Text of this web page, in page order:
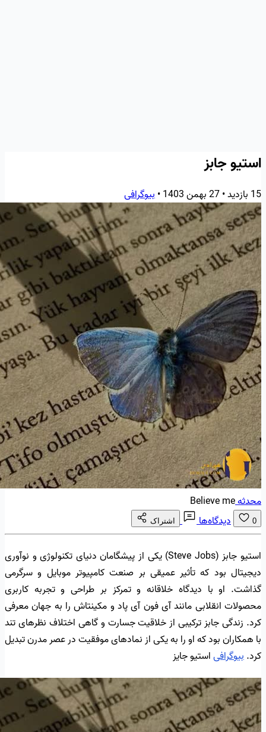
استیو جابز
15 بازدید •27 بهمن 1403 •بیوگرافی
محدثهBelieve me
0 دیدگاه‌ها اشتراک
استیو جابز (Steve Jobs) یکی از پیشگامان دنیای تکنولوژی و نوآوری
دیجیتال بود که تأثیر عمیقی بر صنعت کامپیوتر موبایل و سرگرمی
گذاشت. او با دیدگاه خلاقانه و تمرکز بر طراحی و تجربه کاربری
محصولات انقلابی مانند آی فون آی پاد و مکینتاش را به جهان معرفی
کرد. زندگی جابز ترکیبی از خلاقیت جسارت و گاهی اختلاف نظرهای تند
با همکاران بود که او را به یکی از نمادهای موفقیت در عصر مدرن تبدیل
کرد.بیوگرافیاستیو جایز